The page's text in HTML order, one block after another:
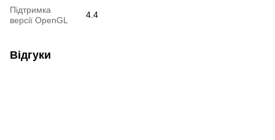
Підтримка
версії OpenGL
4.4
Відгуки